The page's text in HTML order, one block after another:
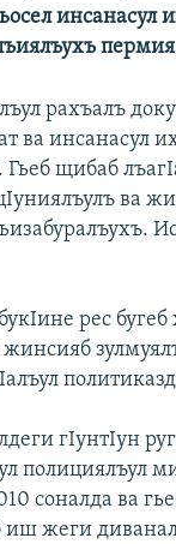
инсанасул
пермия
рахъалъ
ва инсанасул
щибаб
ва
рес
гIунтIун
полициялъул
соналда ва
иш жеги